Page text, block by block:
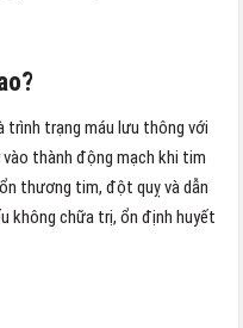
trình trạng máu lưu thông với
thành động mạch khi tim
thương tim, đột quỵ và dẫn
không chữa trị, ổn định huyết